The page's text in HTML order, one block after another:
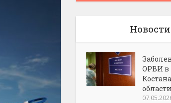
Новости
ОРВИ в